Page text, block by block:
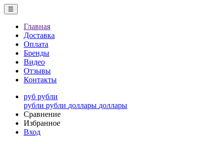
☰
Главная
Доставка
Оплата
Бренды
Видео
Отзывы
Контакты
руб рубли
рубли рубли доллары доллары
Сравнение
Избранное
Вход